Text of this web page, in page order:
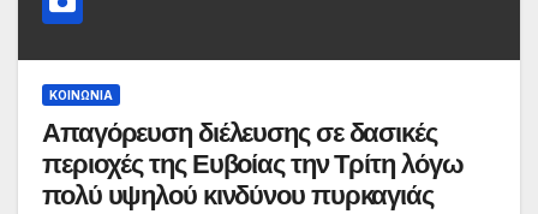
ΚΟΙΝΩΝΙΑ
Απαγόρευση διέλευσης σε δασικές
περιοχές της Ευβοίας την Τρίτη λόγω
πολύ υψηλού κινδύνου πυρκαγιάς